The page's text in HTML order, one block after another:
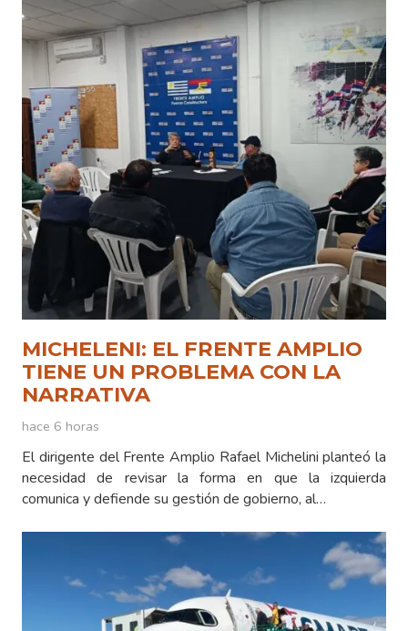
MICHELENI: EL FRENTE AMPLIO
TIENE UN PROBLEMA CON LA
NARRATIVA
hace 6 horas
El dirigente del Frente Amplio Rafael Michelini planteó la
necesidad de revisar la forma en que la izquierda
comunica y defiende su gestión de gobierno, al…